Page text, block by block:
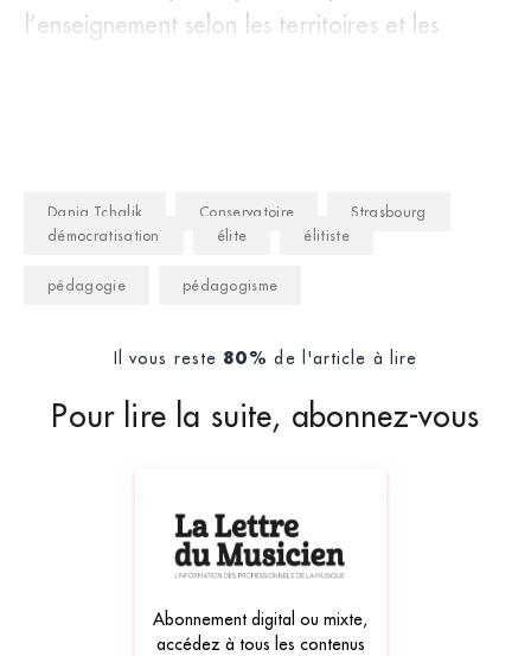
l’enseignement selon les territoires et les
Dania Tchalik Conservatoire
Strasbourg
démocratisation
élite élitiste
pédagogie pédagogisme
Il vous reste 80% de l'article à lire
Pour lire la suite, abonnez-vous
Abonnement digital ou mixte,
accédez à tous les contenus